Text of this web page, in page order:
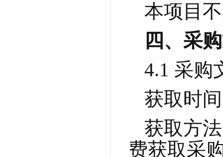
本项目
四、采
4.1 采购
获取时
获取方
费获取采